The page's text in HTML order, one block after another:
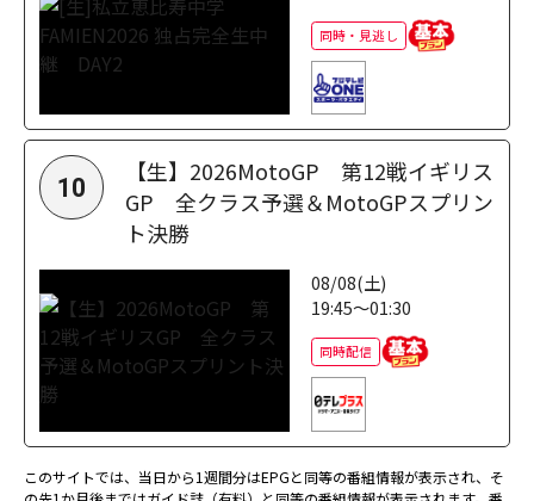
同時・見逃し
10
【生】2026MotoGP 第12戦イギリス
GP 全クラス予選＆MotoGPスプリン
ト決勝
08/08(土)
19:45～01:30
同時配信
このサイトでは、当日から1週間分はEPGと同等の番組情報が表示され、そ